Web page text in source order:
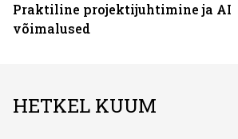
Praktiline projektijuhtimine ja AI
võimalused
HETKEL KUUM